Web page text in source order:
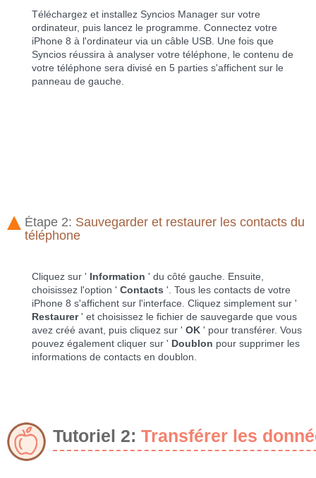
Téléchargez et installez Syncios Manager sur votre
ordinateur, puis lancez le programme. Connectez votre
iPhone 8 à l'ordinateur via un câble USB. Une fois que
Syncios réussira à analyser votre téléphone, le contenu de
votre téléphone sera divisé en 5 parties s'affichent sur le
panneau de gauche.
Étape 2: Sauvegarder et restaurer les contacts du
téléphone
Cliquez sur ' Information ' du côté gauche. Ensuite,
choisissez l'option ' Contacts '. Tous les contacts de votre
iPhone 8 s'affichent sur l'interface. Cliquez simplement sur '
Restaurer' et choisissez le fichier de sauvegarde que vous
avez créé avant, puis cliquez sur ' OK ' pour transférer. Vous
pouvez également cliquer sur ' Doublon pour supprimer les
informations de contacts en doublon.
Tutoriel 2: Transférer les